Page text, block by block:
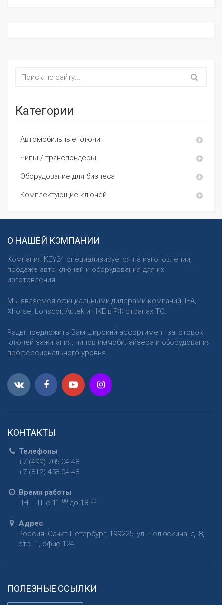
Категории
Автомобильные ключи
Чипы / транспондеры
Оборудование для бизнеса
Комплектующие ключей
О НАШЕЙ КОМПАНИИ
Компания KEY24 специализируется на изготовлении,
продаже авто ключей и оборудования для их
изготовления.
Мы являемся официальными дилерами компаний: IEA,
Xhorse, Lonsdor, Autek и HKE в РФ странах ТС.
Рады предложить Вам широкий ассортимент заготовок
ключей зажигания, чипов иммобилайзера и оборудования
профессионального уровня.
КОНТАКТЫ
Телефоны
+7 (499) 705-04-48
+7 (812) 458-04-48
Время работы
ПН - ПТ с 11
00 до 18 00
Адрес
Россия, Санкт-Петербург, 199225, ул. Челюскина, д. 8,
стр. 1, офис 124
ПОЛЕЗНЫЕ ССЫЛКИ